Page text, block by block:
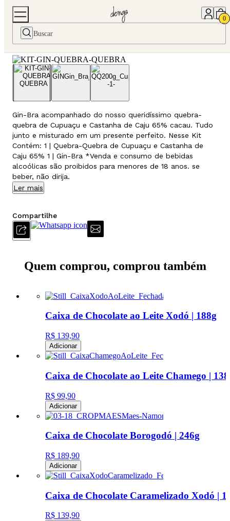
0
Kit Gin Quebra-Quebra
Kit Gin Quebra-Quebra
Gin-Bra acompanhado do nosso queridíssimo quebra-
quebra de Cupuaçu e Castanha de Caju 65% cacau. Tudo
junto e misturado em um presente perfeito. Nesse Kit
Contém: 1 | Quebra-Quebra de Cupuaçu e Castanha de
Caju 65% 1 | Gin-Bra *Venda e consumo de bebidas
alcoólicas são proibidos para menores de 18 anos. se
beber, não dirija.
Ler mais
Compartilhe
Quem comprou, comprou também
Caixa de Chocolate ao Leite Xodó | 188g
R$ 139,90
Adicionar
Caixa de Chocolate ao Leite Chamego |
R$ 99,90
Adicionar
Caixa de Chocolate Borogodó | 246g
R$ 189,90
Adicionar
Caixa de Chocolate Caramelizado Xodó |
R$ 139,90